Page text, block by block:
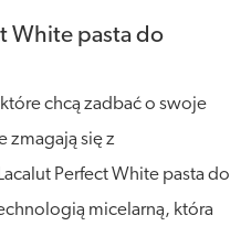
White pasta do
chcą zadbać o swoje
zmagają się z
Perfect White pasta do
micelarną, która